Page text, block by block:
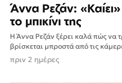
Άννα Ρεζάν:
το μπικίνι της
Η Άννα Ρεζάν ξέρει καλά πώς να
βρίσκεται μπροστά από τις
στιγμές χαλάρωσης. Αυτή τη
πριν 2 ημέρες